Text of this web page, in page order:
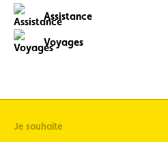
Assistance
Voyages
Je souhaite